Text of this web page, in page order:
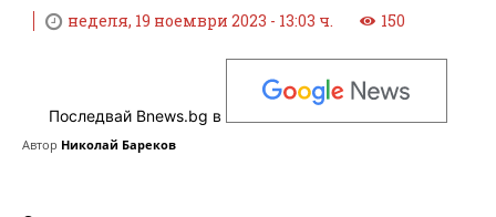
неделя, 19 ноември 2023 - 13:03 ч. 150
Последвай Bnews.bg в
Автор Николай Бареков